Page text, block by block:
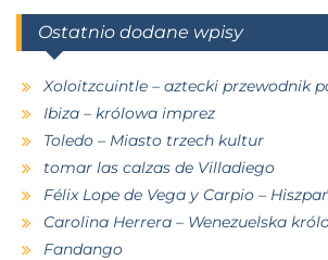
Ostatnio dodane wpisy
Xoloitzcuintle – aztecki przewodnik
Ibiza – królowa imprez
Toledo – Miasto trzech kultur
tomar las calzas de Villadiego
Félix Lope de Vega y Carpio –
Carolina Herrera – Wenezuelska
Fandango